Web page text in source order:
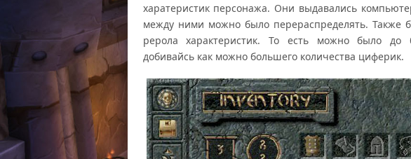
харатеристик персонажа. Они выдавались
между ними можно было перераспределять. Также
рерола характеристик. То есть можно было до
добивайсь как можно большего количества циферик.